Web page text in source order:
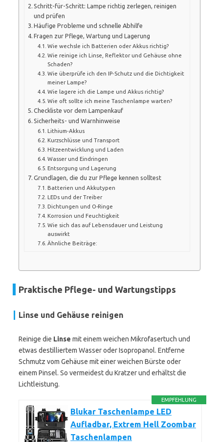
Schritt-für-Schritt: Lampe richtig zerlegen, reinigen
und prüfen
Häufige Probleme und schnelle Abhilfe
Fragen zur Pflege, Wartung und Lagerung
Wie wechsle ich Batterien oder Akkus richtig?
Wie reinige ich Linse, Reflektor und Gehäuse ohne
Schaden?
Wie überprüfe ich den IP‑Schutz und die Dichtigkeit
meiner Lampe?
Wie lagere ich die Lampe und Akkus richtig?
Wie oft sollte ich meine Taschenlampe warten?
Checkliste vor dem Lampenkauf
Sicherheits- und Warnhinweise
Lithium‑Akkus
Kurzschlüsse und Transport
Hitzeentwicklung und Laden
Wasser und Eindringen
Entsorgung und Lagerung
Grundlagen, die du zur Pflege kennen solltest
Batterien und Akkutypen
LEDs und der Treiber
Dichtungen und O-Ringe
Korrosion und Feuchtigkeit
Wie sich das auf Lebensdauer und Leistung
auswirkt
Ähnliche Beiträge:
Praktische Pflege- und Wartungstipps
Linse und Gehäuse reinigen
Reinige die Linse mit einem weichen Mikrofasertuch und
etwas destilliertem Wasser oder Isopropanol. Entferne
Schmutz vom Gehäuse mit einer weichen Bürste oder
einem Pinsel. So vermeidest du Kratzer und erhältst die
Lichtleistung.
EMPFEHLUNG
Blukar Taschenlampe LED
Aufladbar, Extrem Hell Zoombar
Taschenlampen